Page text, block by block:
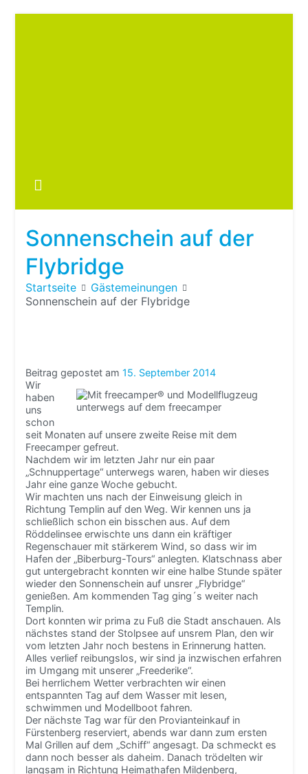
Sonnenschein auf der
Flybridge
Startseite
Gästemeinungen
Sonnenschein auf der Flybridge
Beitrag gepostet am15. September 2014
Wir
haben
uns
schon
seit Monaten auf unsere zweite Reise mit dem
Freecamper gefreut.
Nachdem wir im letzten Jahr nur ein paar
„Schnuppertage“ unterwegs waren, haben wir dieses
Jahr eine ganze Woche gebucht.
Wir machten uns nach der Einweisung gleich in
Richtung Templin auf den Weg. Wir kennen uns ja
schließlich schon ein bisschen aus. Auf dem
Röddelinsee erwischte uns dann ein kräftiger
Regenschauer mit stärkerem Wind, so dass wir im
Hafen der „Biberburg-Tours“ anlegten. Klatschnass aber
gut untergebracht konnten wir eine halbe Stunde später
wieder den Sonnenschein auf unsrer „Flybridge“
genießen. Am kommenden Tag ging´s weiter nach
Templin.
Dort konnten wir prima zu Fuß die Stadt anschauen. Als
nächstes stand der Stolpsee auf unsrem Plan, den wir
vom letzten Jahr noch bestens in Erinnerung hatten.
Alles verlief reibungslos, wir sind ja inzwischen erfahren
im Umgang mit unserer „Freederike“.
Bei herrlichem Wetter verbrachten wir einen
entspannten Tag auf dem Wasser mit lesen,
schwimmen und Modellboot fahren.
Der nächste Tag war für den Provianteinkauf in
Fürstenberg reserviert, abends war dann zum ersten
Mal Grillen auf dem „Schiff“ angesagt. Da schmeckt es
dann noch besser als daheim. Danach trödelten wir
langsam in Richtung Heimathafen Mildenberg,